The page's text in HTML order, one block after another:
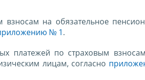
взносам на обязательное
№ 1.
по страховым
лицам, согласно